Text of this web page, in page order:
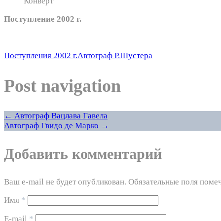
Поступление 2002 г.
Поступления 2002 г.Автограф Р.Шустера
Post navigation
← Автограф Вацлава Гавела
Автограф Гвидо де Марко →
Добавить комментарий
Ваш e-mail не будет опубликован. Обязательные поля
Имя *
E-mail *